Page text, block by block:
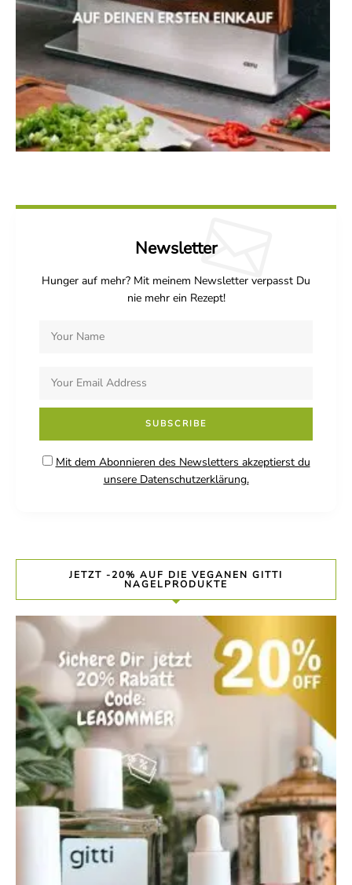
Newsletter
Hunger auf mehr? Mit meinem Newsletter verpasst Du
nie mehr ein Rezept!
Mit dem Abonnieren des Newsletters akzeptierst du
unsere Datenschutzerklärung.
JETZT -20% AUF DIE VEGANEN GITTI
NAGELPRODUKTE